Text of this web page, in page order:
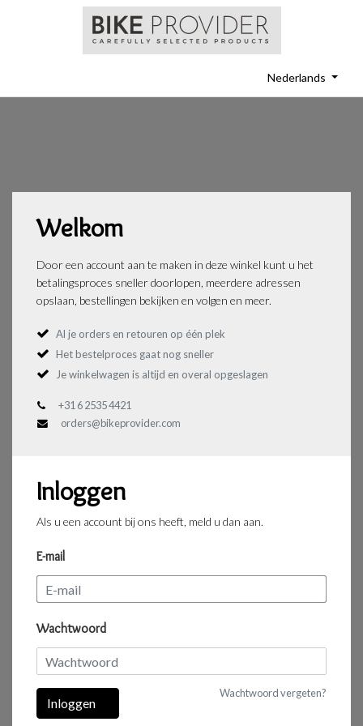
Nederlands
Welkom
Door een account aan te maken in deze winkel kunt u het
betalingsproces sneller doorlopen, meerdere adressen
opslaan, bestellingen bekijken en volgen en meer.
Al je orders en retouren op één plek
Het bestelproces gaat nog sneller
Je winkelwagen is altijd en overal opgeslagen
+31 6 2535 4421
orders@bikeprovider.com
Inloggen
Als u een account bij ons heeft, meld u dan aan.
E-mail
Wachtwoord
Wachtwoord vergeten?
Inloggen